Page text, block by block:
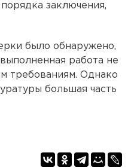
заключения,
было обнаружено,
работа не
требованиям. Однако
большая часть